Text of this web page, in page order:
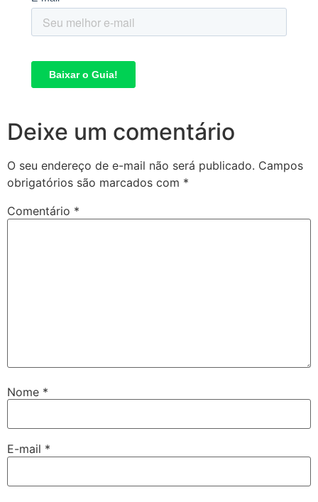
Deixe um comentário
O seu endereço de e-mail não será publicado. Campos
obrigatórios são marcados com *
Comentário *
Nome *
E-mail *